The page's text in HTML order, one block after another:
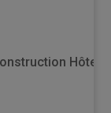
Hôtel